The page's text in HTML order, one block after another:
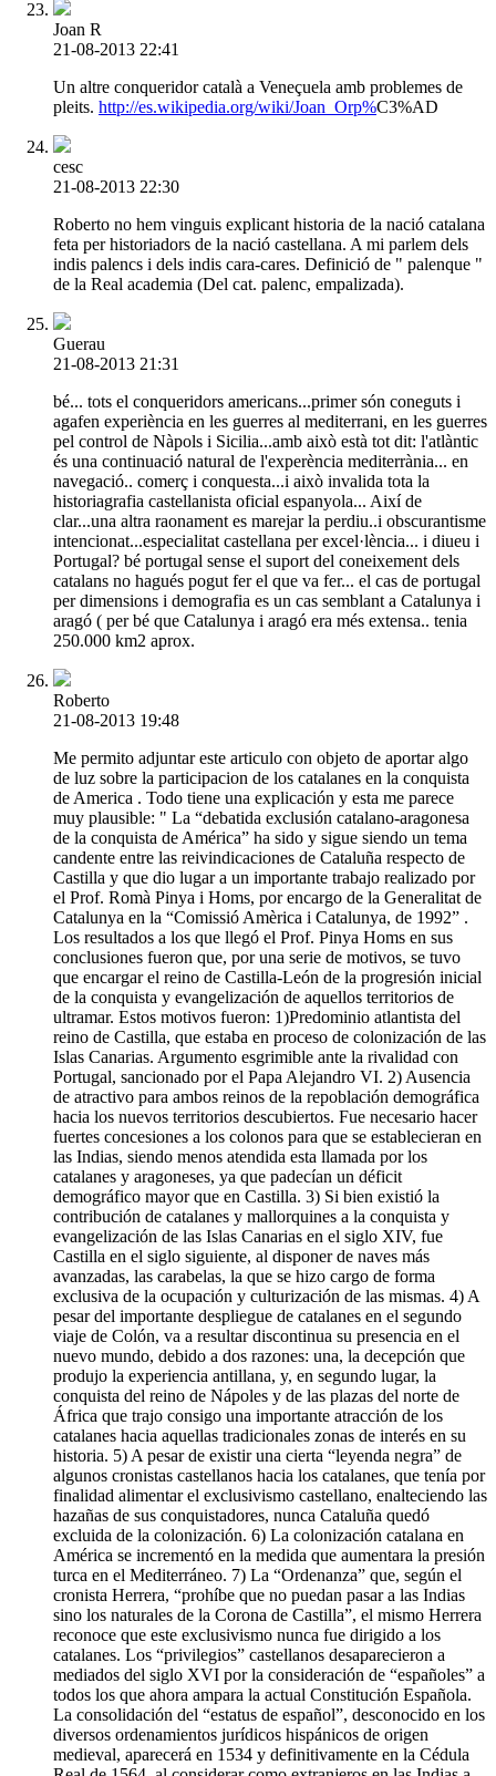
Joan R
21-08-2013 22:41
Un altre conqueridor català a Veneçuela amb problemes de
pleits. http://es.wikipedia.org/wiki/Joan_Orp%C3%AD
cesc
21-08-2013 22:30
Roberto no hem vinguis explicant historia de la nació catalana
feta per historiadors de la nació castellana. A mi parlem dels
indis palencs i dels indis cara-cares. Definició de " palenque "
de la Real academia (Del cat. palenc, empalizada).
Guerau
21-08-2013 21:31
bé... tots el conqueridors americans...primer són coneguts i
agafen experiència en les guerres al mediterrani, en les guerres
pel control de Nàpols i Sicilia...amb això està tot dit: l'atlàntic
és una continuació natural de l'experència mediterrània... en
navegació.. comerç i conquesta...i això invalida tota la
historiagrafia castellanista oficial espanyola... Així de
clar...una altra raonament es marejar la perdiu..i obscurantisme
intencionat...especialitat castellana per excel·lència... i diueu i
Portugal? bé portugal sense el suport del coneixement dels
catalans no hagués pogut fer el que va fer... el cas de portugal
per dimensions i demografia es un cas semblant a Catalunya i
aragó ( per bé que Catalunya i aragó era més extensa.. tenia
250.000 km2 aprox.
Roberto
21-08-2013 19:48
Me permito adjuntar este articulo con objeto de aportar algo
de luz sobre la participacion de los catalanes en la conquista
de America . Todo tiene una explicación y esta me parece
muy plausible: " La “debatida exclusión catalano-aragonesa
de la conquista de América” ha sido y sigue siendo un tema
candente entre las reivindicaciones de Cataluña respecto de
Castilla y que dio lugar a un importante trabajo realizado por
el Prof. Romà Pinya i Homs, por encargo de la Generalitat de
Catalunya en la “Comissió Amèrica i Catalunya, de 1992” .
Los resultados a los que llegó el Prof. Pinya Homs en sus
conclusiones fueron que, por una serie de motivos, se tuvo
que encargar el reino de Castilla-León de la progresión inicial
de la conquista y evangelización de aquellos territorios de
ultramar. Estos motivos fueron: 1)Predominio atlantista del
reino de Castilla, que estaba en proceso de colonización de las
Islas Canarias. Argumento esgrimible ante la rivalidad con
Portugal, sancionado por el Papa Alejandro VI. 2) Ausencia
de atractivo para ambos reinos de la repoblación demográfica
hacia los nuevos territorios descubiertos. Fue necesario hacer
fuertes concesiones a los colonos para que se establecieran en
las Indias, siendo menos atendida esta llamada por los
catalanes y aragoneses, ya que padecían un déficit
demográfico mayor que en Castilla. 3) Si bien existió la
contribución de catalanes y mallorquines a la conquista y
evangelización de las Islas Canarias en el siglo XIV, fue
Castilla en el siglo siguiente, al disponer de naves más
avanzadas, las carabelas, la que se hizo cargo de forma
exclusiva de la ocupación y culturización de las mismas. 4) A
pesar del importante despliegue de catalanes en el segundo
viaje de Colón, va a resultar discontinua su presencia en el
nuevo mundo, debido a dos razones: una, la decepción que
produjo la experiencia antillana, y, en segundo lugar, la
conquista del reino de Nápoles y de las plazas del norte de
África que trajo consigo una importante atracción de los
catalanes hacia aquellas tradicionales zonas de interés en su
historia. 5) A pesar de existir una cierta “leyenda negra” de
algunos cronistas castellanos hacia los catalanes, que tenía por
finalidad alimentar el exclusivismo castellano, enalteciendo las
hazañas de sus conquistadores, nunca Cataluña quedó
excluida de la colonización. 6) La colonización catalana en
América se incrementó en la medida que aumentara la presión
turca en el Mediterráneo. 7) La “Ordenanza” que, según el
cronista Herrera, “prohíbe que no puedan pasar a las Indias
sino los naturales de la Corona de Castilla”, el mismo Herrera
reconoce que este exclusivismo nunca fue dirigido a los
catalanes. Los “privilegios” castellanos desaparecieron a
mediados del siglo XVI por la consideración de “españoles” a
todos los que ahora ampara la actual Constitución Española.
La consolidación del “estatus de español”, desconocido en los
diversos ordenamientos jurídicos hispánicos de origen
medieval, aparecerá en 1534 y definitivamente en la Cédula